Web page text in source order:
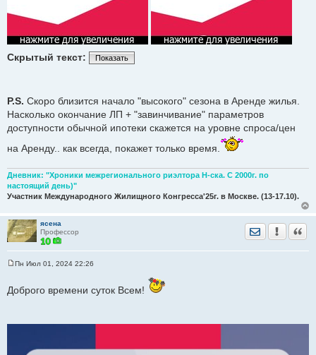
Скрытый текст: Показать
P.S. Скоро близится начало "высокого" сезона в Аренде жилья.
Насколько окончание ЛП + "завинчивание" параметров
доступности обычной ипотеки скажется на уровне спроса/цен
на Аренду.. как всегда, покажет только время.
Дневник: "Хроники межрегионального риэлтора Н-ска. С 2000г. по
настоящий день)"
Участник Международного Жилищного Конгресса'25г. в Москве. (13-17.10).
ясена
Профессор
Отправить
б
Пн Июл 01, 2024 22:26
Доброго времени суток Всем!